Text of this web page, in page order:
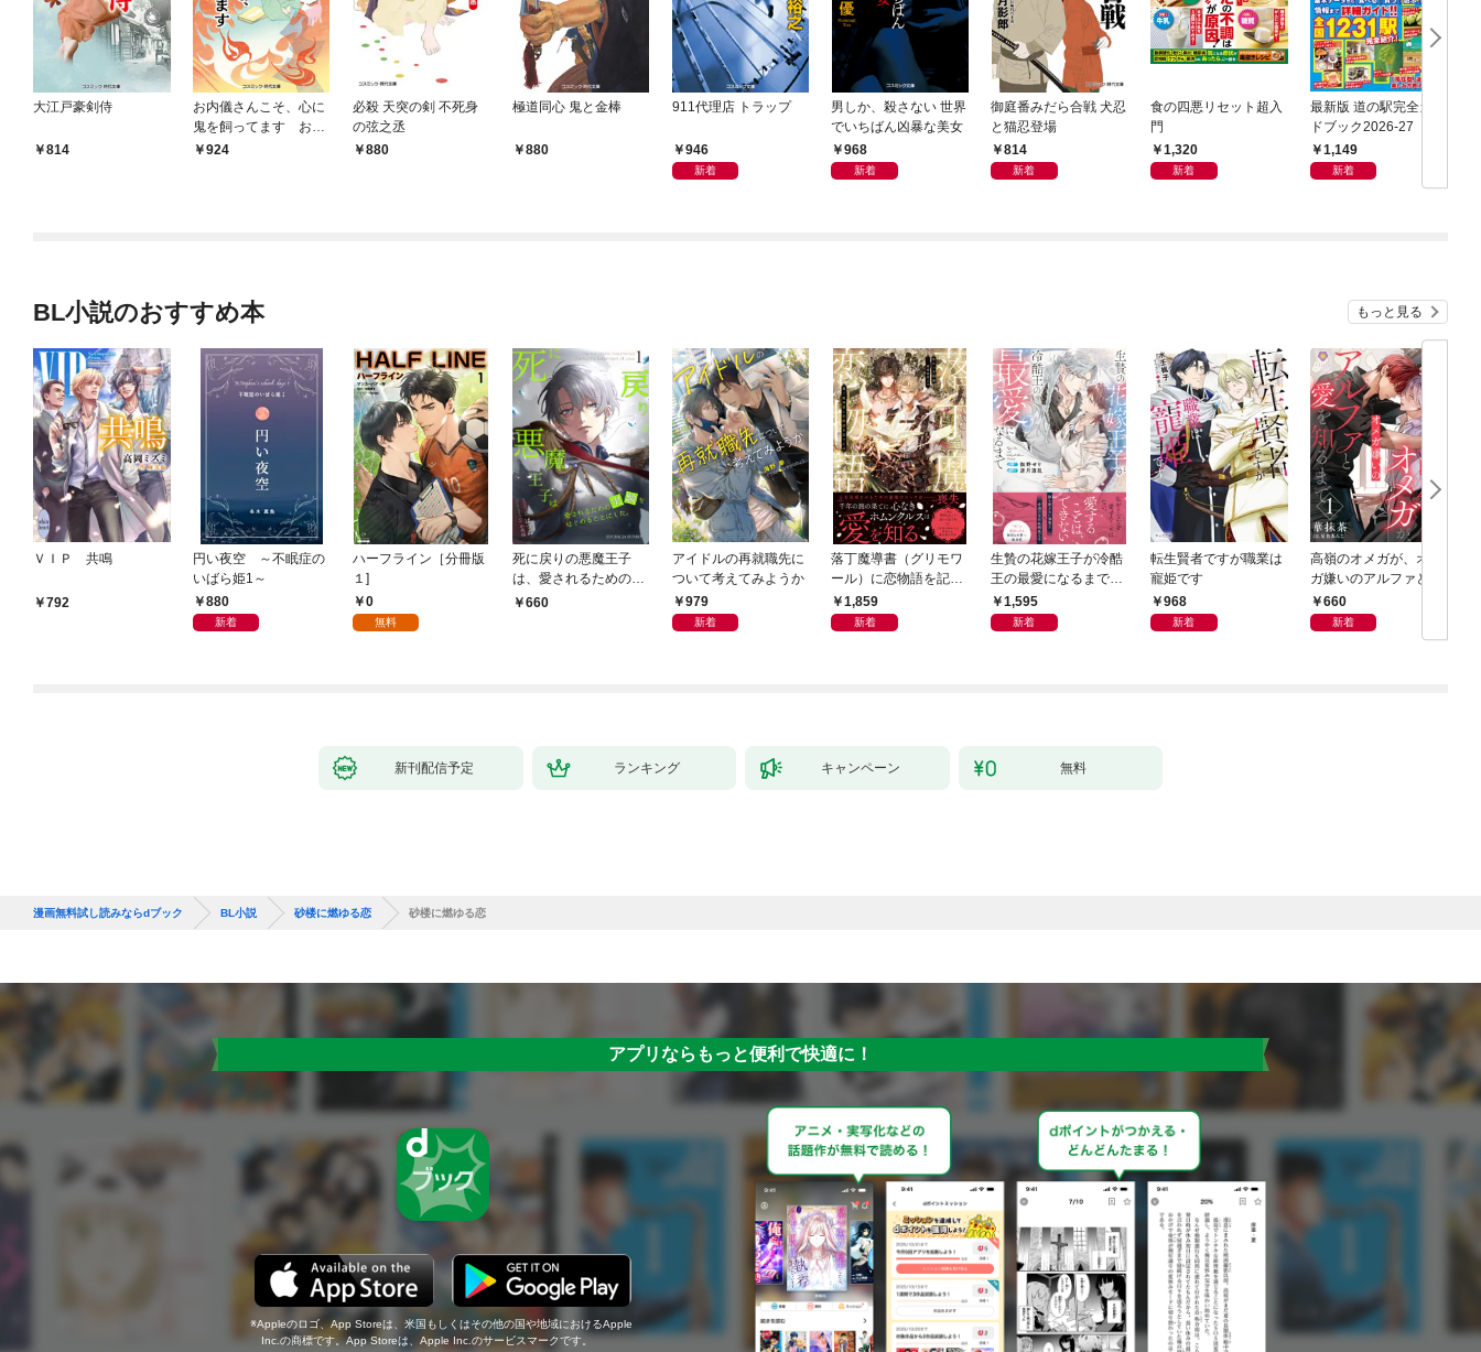
大江戸豪剣侍
814
お内儀さんこそ、心に
鬼を飼ってます おけ
いの戯作手帖
924
必殺 天突の剣 不死身
の弦之丞
880
極道同心 鬼と金棒
880
911代理店 トラップ
946
新着
男しか、殺さない 世界
でいちばん凶暴な美女
968
新着
御庭番みだら合戦 犬忍
と猫忍登場
814
新着
食の四悪リセット超入
門
1,320
新着
最新版 道の駅完全ガイ
ドブック2026-27
1,149
新着
BL小説のおすすめ本 もっと見る
ＶＩＰ 共鳴
792
円い夜空 ～不眠症の
いばら姫1～
880
新着
ハーフライン［分冊版
１]
0
無料
死に戻りの悪魔王子
は、愛されるための実
験をはじめることにし
660
アイドルの再就職先に
ついて考えてみようか
979
新着
落丁魔導書（グリモワ
ール）に恋物語を記す
には【イラスト付き】
【単行本書き下ろしSS
1,859
新着
生贄の花嫁王子が冷酷
王の最愛になるまで
【イラスト付き】【単
行本書き下ろしSS付
1,595
新着
転生賢者ですが職業は
寵姫です
968
新着
高嶺のオメガが、オメ
ガ嫌いのアルファと愛
を知るまで1
660
新着
新刊配信予定 ランキング キャンペーン 無料
漫画無料試し読みならdブック BL小説 砂楼に燃ゆる恋 砂楼に燃ゆる恋
アプリならもっと便利で快適に！
Appleのロゴ、App Storeは、米国もしくはその他の国や地域におけるApple
Inc.の商標です。App Storeは、Apple Inc.のサービスマークです。